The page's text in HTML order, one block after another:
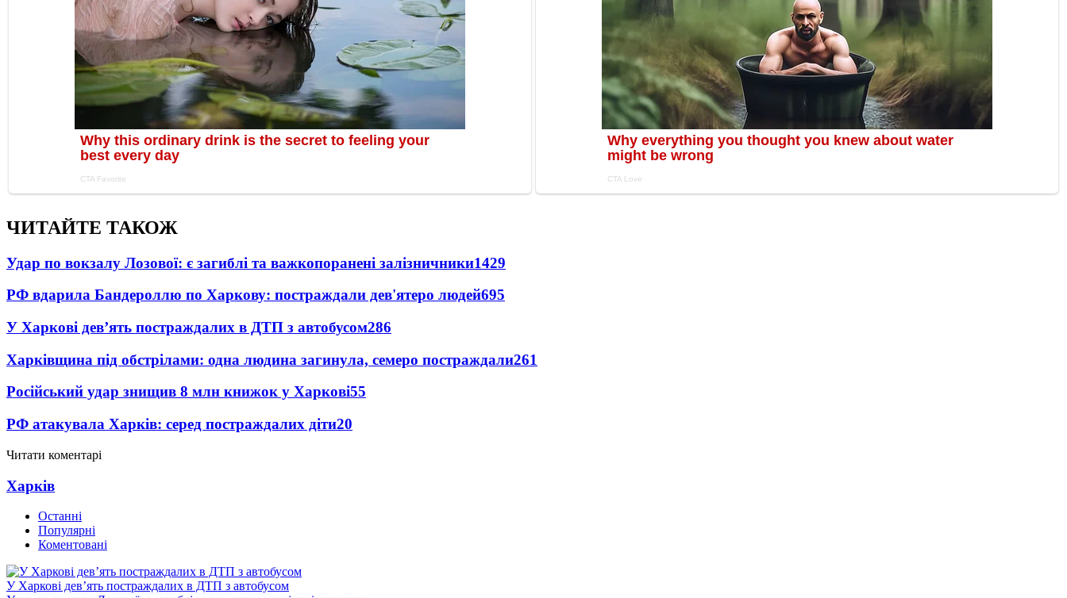
ЧИТАЙТЕ ТАКОЖ
Удар по вокзалу Лозової: є загиблі та важкопоранені залізничники1429
РФ вдарила Бандероллю по Харкову: постраждали дев'ятеро людей695
У Харкові дев’ять постраждалих в ДТП з автобусом286
Харківщина під обстрілами: одна людина загинула, семеро постраждали261
Російський удар знищив 8 млн книжок у Харкові55
РФ атакувала Харків: серед постраждалих діти20
Читати коментарі
Харків
Останні
Популярні
Коментовані
У Харкові дев’ять постраждалих в ДТП з автобусом